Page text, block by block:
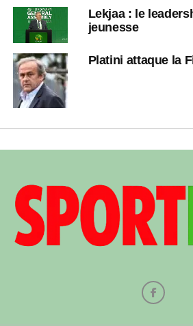
Lekjaa : le
jeunesse
Platini attaque la